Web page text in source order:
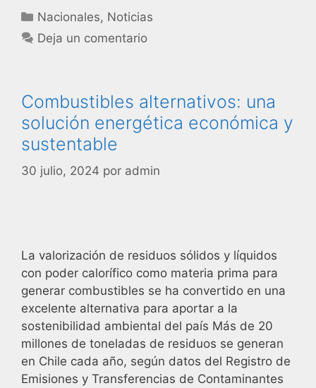
Nacionales, Noticias
Deja un comentario
Combustibles alternativos: una
solución energética económica y
sustentable
30 julio, 2024 por admin
La valorización de residuos sólidos y líquidos
con poder calorífico como materia prima para
generar combustibles se ha convertido en una
excelente alternativa para aportar a la
sostenibilidad ambiental del país Más de 20
millones de toneladas de residuos se generan
en Chile cada año, según datos del Registro de
Emisiones y Transferencias de Contaminantes